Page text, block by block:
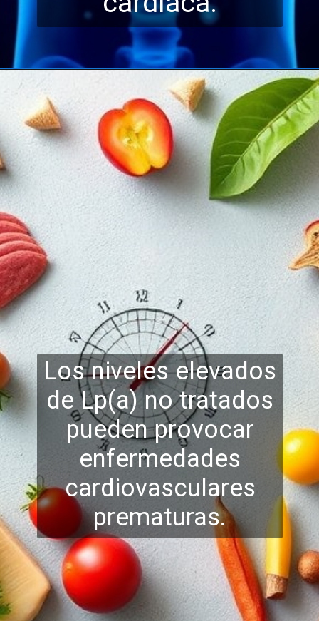
Los niveles elevados
de Lp(a) no tratados
pueden provocar
enfermedades
cardiovasculares
prematuras.